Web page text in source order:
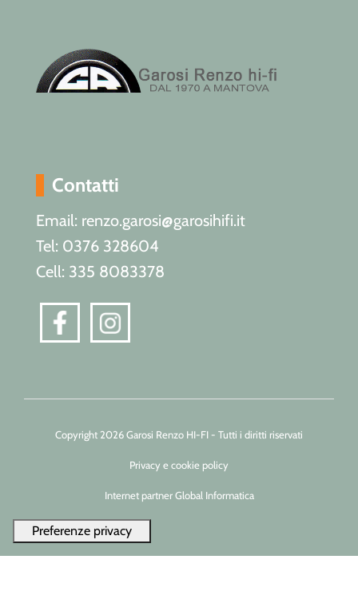
Contatti
Email: renzo.garosi@garosihifi.it
Tel: 0376 328604
Cell: 335 8083378
Copyright 2026 Garosi Renzo HI-FI - Tutti i diritti riservati
Privacy e cookie policy
Internet partner Global Informatica